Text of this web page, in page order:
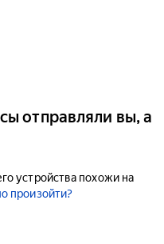
отправляли вы, а
устройства похожи на
произойти?